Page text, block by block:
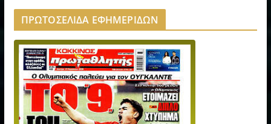
ΠΡΩΤΟΣΕΛΙΔΑ ΕΦΗΜΕΡΙΔΩΝ